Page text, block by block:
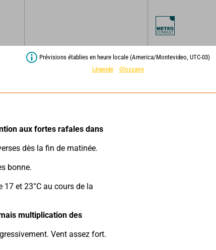
Prévisions établies en heure locale (America/Montevideo, UTC-03)
Légende
Glossaire
aux fortes rafales dans
dès la fin de matinée.
bonne.
17 et 23°C au cours de la
multiplication des
Vent assez fort.